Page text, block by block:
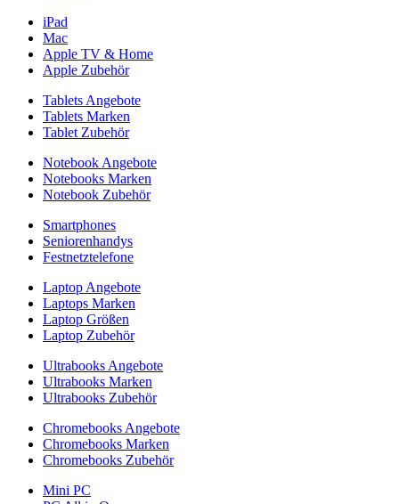
iPad
Mac
Apple TV & Home
Apple Zubehör
Tablets Angebote
Tablets Marken
Tablet Zubehör
Notebook Angebote
Notebooks Marken
Notebook Zubehör
Smartphones
Seniorenhandys
Festnetztelefone
Laptop Angebote
Laptops Marken
Laptop Größen
Laptop Zubehör
Ultrabooks Angebote
Ultrabooks Marken
Ultrabooks Zubehör
Chromebooks Angebote
Chromebooks Marken
Chromebooks Zubehör
Mini PC